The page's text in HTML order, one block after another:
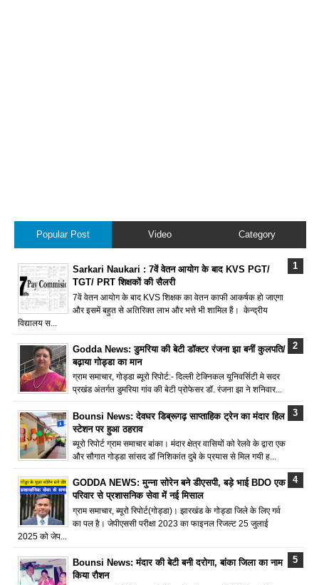
Popular Post Video Category
Sarkari Naukari : 7वें वेतन आयोग के बाद KVS PGT/
TGT/ PRT शिक्षकों की सैलरी
7वें वेतन आयोग के बाद KVS शिक्षक का वेतन काफी आकर्षक हो जाएगा
और इसमें बहुत से अतिरिक्त लाभ और भत्ते भी शामिल हैं। केन्द्रीय
विद्यालय स...
Godda News: डुमरिया की बेटी डॉक्टर रंजना झा बनीं कुलपति/
बढ़ाया गोड्डा का मान
ग्राम समाचार, गोड्डा ब्यूरो रिपोर्ट:- दिल्ली टेक्निकल यूनिवर्सिटी मे सदर
प्रखंड अंतर्गत डुमरिया गांव की बेटी प्रोफेसर डॉ. रंजना झा ने शनिवार...
Bounsi News: देवघर डिब्रूगढ़ साप्ताहिक ट्रेन का मंदार हिल
स्टेशन पर हुआ ठहराव
ब्यूरो रिपोर्ट ग्राम समाचार बांका। मंदार क्षेत्र वासियों को रेलवे के द्वारा एक
और सौगात गोड्डा सांसद डॉ निशिकांत दुबे के प्रयास से मिल गयी ह...
GODDA NEWS: मुन्ना सोरेन बने डीएसपी, बड़े भाई BDO एक
परिवार से प्रशासनिक सेवा में नई मिसाल
ग्राम समाचार, ब्यूरो रिपोर्ट(गोड्डा)। झारखंड के गोड्डा जिले के लिए गर्व
का पल है। जेपीएससी परीक्षा 2023 का फाइनल रिजल्ट 25 जुलाई
2025 को जेप...
Bounsi News: मंदार की बेटी बनी दरोगा, बांका जिला का नाम
किया रौशन